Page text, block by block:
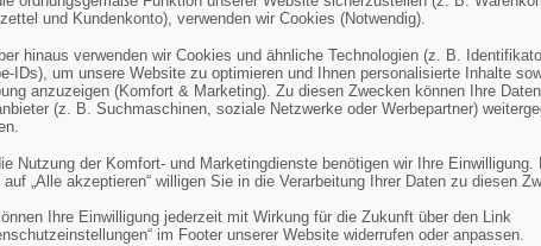
und Kundenkonto), verwenden wir Cookies (Notwendig).
hinaus verwenden wir Cookies und ähnliche Technologien (z. B.
IDs), um unsere Website zu optimieren und Ihnen personalisierte Inhalte
anzuzeigen (Komfort & Marketing). Zu diesen Zwecken können Ihre
(z. B. Suchmaschinen, soziale Netzwerke oder Werbepartner)
Nutzung der Komfort- und Marketingdienste benötigen wir Ihre Einwilligung.
auf „Alle akzeptieren“ willigen Sie in die Verarbeitung Ihrer Daten zu diesen
Ihre Einwilligung jederzeit mit Wirkung für die Zukunft über den Link
im Footer unserer Website widerrufen oder anpassen.
Pullover/Hoodies